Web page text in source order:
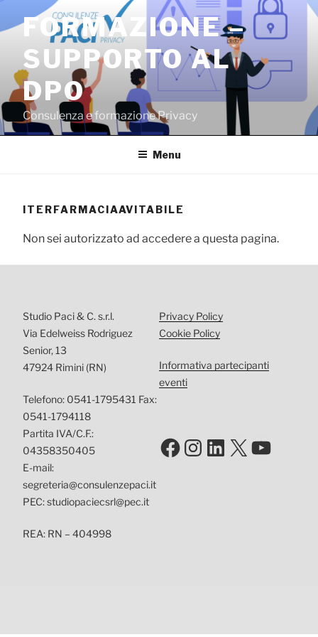
contenuto
FORMAZIONE –
SUPPORTO AL
DPO
Consulenza e formazione Privacy
Menu
ITERFARMACIAAVITABILE
Non sei autorizzato ad accedere a questa pagina.
Studio Paci & C. s.r.l.
Via Edelweiss Rodriguez
Senior, 13
47924 Rimini (RN)
Telefono: 0541-1795431 Fax:
0541-1794118
Partita IVA/C.F.:
04358350405
E-mail:
segreteria@consulenzepaci.it
PEC: studiopaciecsrl@pec.it
REA: RN – 404998
Privacy Policy
Cookie Policy
Informativa partecipanti
eventi
Facebook
Instagram
LinkedIn
X